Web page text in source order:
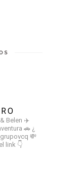
Belen ✈️
🚗 ¿
💸
link 👇